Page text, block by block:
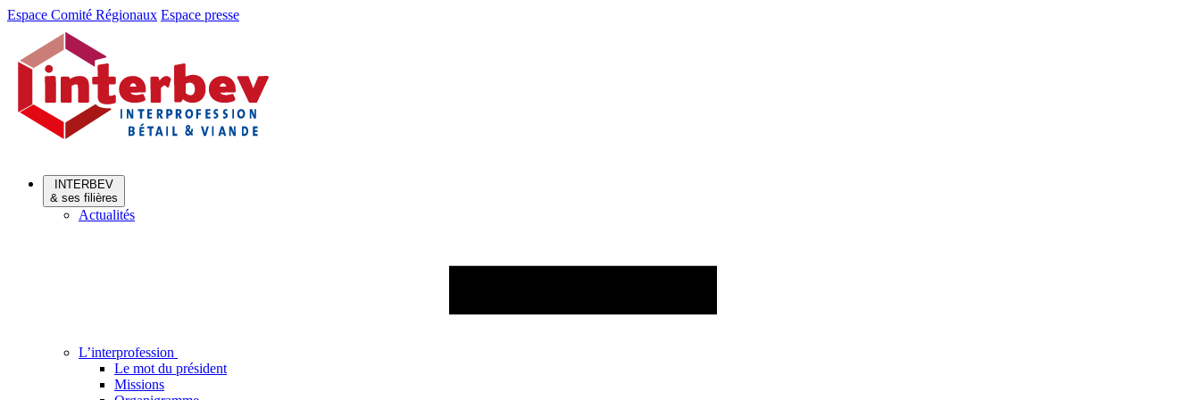
Aller
Aller
contenu
Espace Comité Régionaux Espace presse
INTERBEV
& ses filières
Actualités
L’interprofession
Le mot du président
Missions